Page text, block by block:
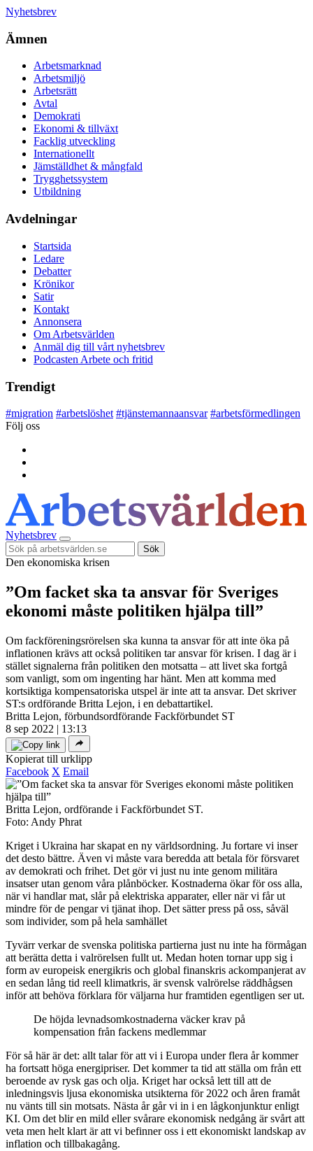
Nyhetsbrev
Ämnen
Arbetsmarknad
Arbetsmiljö
Arbetsrätt
Avtal
Demokrati
Ekonomi & tillväxt
Facklig utveckling
Internationellt
Jämställdhet & mångfald
Trygghetssystem
Utbildning
Avdelningar
Startsida
Ledare
Debatter
Krönikor
Satir
Kontakt
Annonsera
Om Arbetsvärlden
Anmäl dig till vårt nyhetsbrev
Podcasten Arbete och fritid
Trendigt
#migration #arbetslöshet #tjänstemannaansvar #arbetsförmedlingen
Följ oss
Nyhetsbrev
Sök
Den ekonomiska krisen
”Om facket ska ta ansvar för Sveriges
ekonomi måste politiken hjälpa till”
Om fackföreningsrörelsen ska kunna ta ansvar för att inte öka på
inflationen krävs att också politiken tar ansvar för krisen. I dag är i
stället signalerna från politiken den motsatta – att livet ska fortgå
som vanligt, som om ingenting har hänt. Men att komma med
kortsiktiga kompensatoriska utspel är inte att ta ansvar. Det skriver
ST:s ordförande Britta Lejon, i en debattartikel.
Britta Lejon, förbundsordförande Fackförbundet ST
8 sep 2022 | 13:13
Kopierat till urklipp
Facebook X Email
Britta Lejon, ordförande i Fackförbundet ST.
Foto: Andy Phrat
Kriget i Ukraina har skapat en ny världsordning. Ju fortare vi inser
det desto bättre. Även vi måste vara beredda att betala för försvaret
av demokrati och frihet. Det gör vi just nu inte genom militära
insatser utan genom våra plånböcker. Kostnaderna ökar för oss alla,
när vi handlar mat, slår på elektriska apparater, eller när vi får ut
mindre för de pengar vi tjänat ihop. Det sätter press på oss, såväl
som individer, som på hela samhället
Tyvärr verkar de svenska politiska partierna just nu inte ha förmågan
att berätta detta i valrörelsen fullt ut. Medan hoten tornar upp sig i
form av europeisk energikris och global finanskris ackompanjerat av
en sedan lång tid reell klimatkris, är svensk valrörelse räddhågsen
inför att behöva förklara för väljarna hur framtiden egentligen ser ut.
De höjda levnadsomkostnaderna väcker krav på
kompensation från fackens medlemmar
För så här är det: allt talar för att vi i Europa under flera år kommer
ha fortsatt höga energipriser. Det kommer ta tid att ställa om från ett
beroende av rysk gas och olja. Kriget har också lett till att de
inledningsvis ljusa ekonomiska utsikterna för 2022 och åren framåt
nu vänts till sin motsats. Nästa år går vi in i en lågkonjunktur enligt
KI. Om det blir en mild eller svårare ekonomisk nedgång är svårt att
veta men helt klart är att vi befinner oss i ett ekonomiskt landskap av
inflation och tillbakagång.